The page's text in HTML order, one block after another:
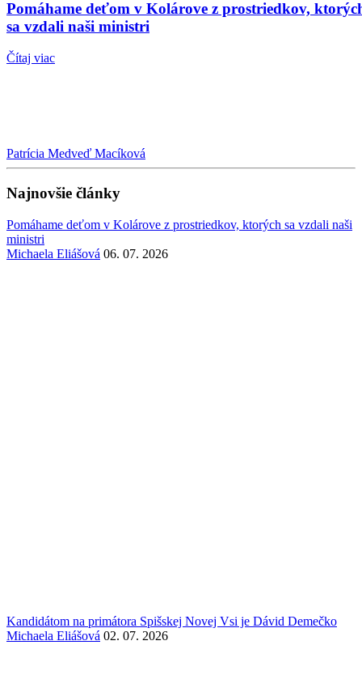
Pomáhame deťom v Kolárove z prostriedkov,
sa vzdali naši ministri
Čítaj viac
Patrícia Medveď Macíková
Najnovšie články
Pomáhame deťom v Kolárove z prostriedkov, ktorých sa vzdali naši
ministri
Michaela Eliášová 06. 07. 2026
Kandidátom na primátora Spišskej Novej Vsi je Dávid Demečko
Michaela Eliášová 02. 07. 2026